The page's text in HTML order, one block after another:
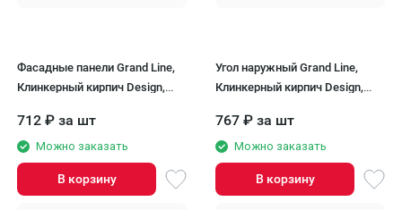
Фасадные панели Grand Line,
Клинкерный кирпич Design,
712 ₽ за шт
Можно заказать
В корзину
Угол наружный Grand Line,
Клинкерный кирпич Design,
767 ₽ за шт
Можно заказать
В корзину